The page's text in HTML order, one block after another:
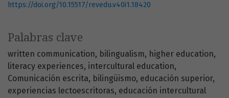
Palabras clave
written communication bilingualism
higher education
literacy experiences intercultural education
Comunicación escrita
bilingüismo educación superior
experiencias lectoescritoras educación intercultural
https://doi.org/10.15517/revedu.v40i1.18420